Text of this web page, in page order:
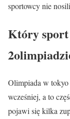
sportowcy nie
Który
Olimpiada w
wcześniej, a to
pojawi się kilka